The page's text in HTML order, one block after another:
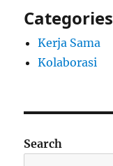
Categories
Kerja Sama
Kolaborasi
Search